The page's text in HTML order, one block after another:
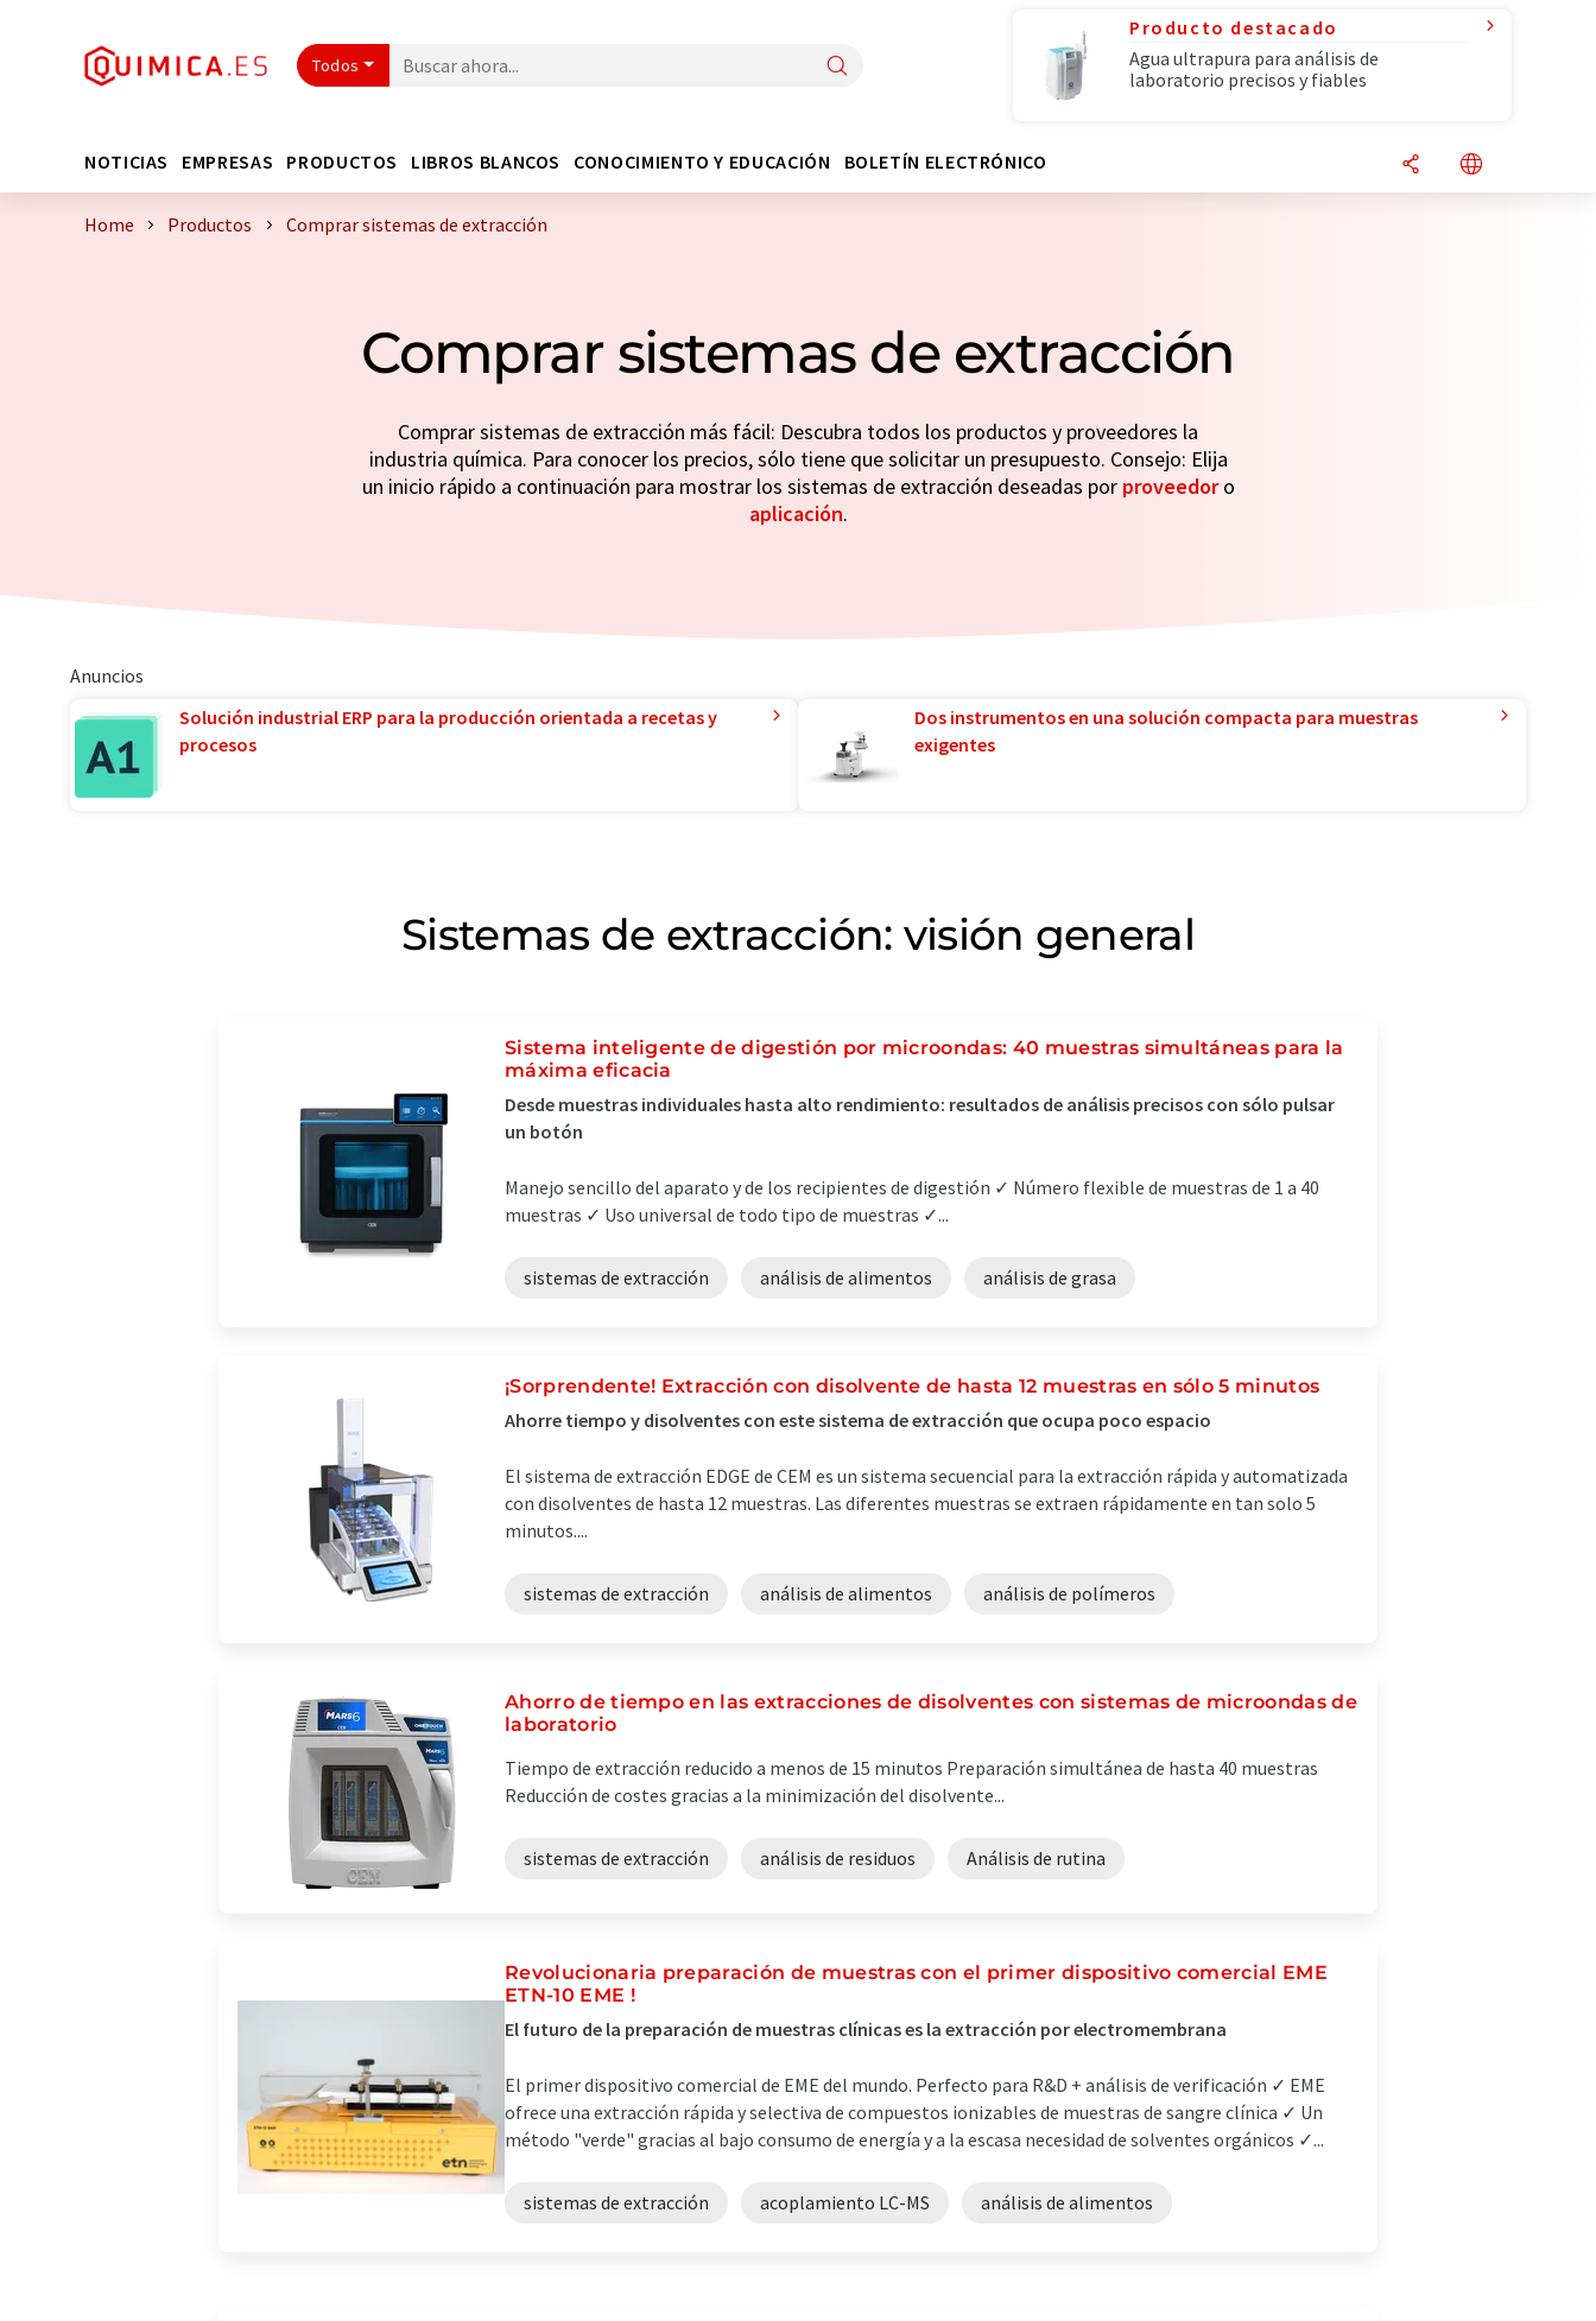
Todos
Producto destacado
Agua ultrapura para análisis de
laboratorio precisos y fiables
NOTICIAS EMPRESAS PRODUCTOS LIBROS BLANCOS CONOCIMIENTO Y EDUCACIÓN BOLETÍN ELECTRÓNICO
Home Productos Comprar sistemas de extracción
Comprar sistemas de extracción
Comprar sistemas de extracción más fácil: Descubra todos los productos y proveedores la
industria química. Para conocer los precios, sólo tiene que solicitar un presupuesto. Consejo: Elija
un inicio rápido a continuación para mostrar los sistemas de extracción deseadas por proveedoro
aplicación.
Anuncios
Solución industrial ERP para la producción orientada a recetas y
procesos
Dos instrumentos en una solución compacta para muestras
exigentes
Sistemas de extracción: visión general
Sistema inteligente de digestión por microondas: 40 muestras simultáneas para la
máxima eficacia
Desde muestras individuales hasta alto rendimiento: resultados de análisis precisos con sólo pulsar
un botón
Manejo sencillo del aparato y de los recipientes de digestión ✓ Número flexible de muestras de 1 a 40
muestras ✓ Uso universal de todo tipo de muestras ✓...
sistemas de extracción análisis de alimentos análisis de grasa
¡Sorprendente! Extracción con disolvente de hasta 12 muestras en sólo 5 minutos
Ahorre tiempo y disolventes con este sistema de extracción que ocupa poco espacio
El sistema de extracción EDGE de CEM es un sistema secuencial para la extracción rápida y automatizada
con disolventes de hasta 12 muestras. Las diferentes muestras se extraen rápidamente en tan solo 5
minutos....
sistemas de extracción análisis de alimentos análisis de polímeros
Ahorro de tiempo en las extracciones de disolventes con sistemas de microondas de
laboratorio
Tiempo de extracción reducido a menos de 15 minutos Preparación simultánea de hasta 40 muestras
Reducción de costes gracias a la minimización del disolvente...
sistemas de extracción análisis de residuos Análisis de rutina
Revolucionaria preparación de muestras con el primer dispositivo comercial EME
ETN-10 EME !
El futuro de la preparación de muestras clínicas es la extracción por electromembrana
El primer dispositivo comercial de EME del mundo. Perfecto para R&D + análisis de verificación ✓ EME
ofrece una extracción rápida y selectiva de compuestos ionizables de muestras de sangre clínica ✓ Un
método "verde" gracias al bajo consumo de energía y a la escasa necesidad de solventes orgánicos ✓...
sistemas de extracción acoplamiento LC-MS análisis de alimentos